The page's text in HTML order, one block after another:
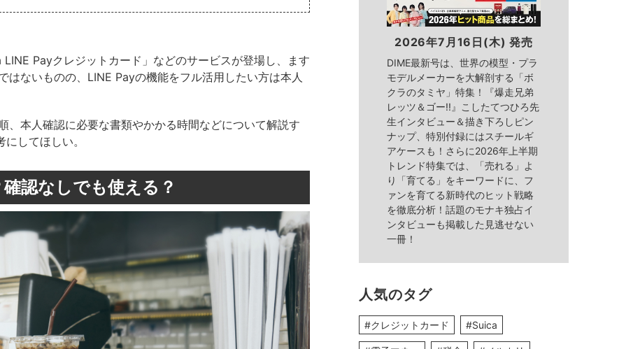
Payクレジットカード」などのサービスが登場し、ます
はないものの、LINE Payの機能をフル活用したい方は本人
、本人確認に必要な書類やかかる時間などについて解説す
してほしい。
認なしでも使える？
2026年7月16日(木) 発売
DIME最新号は、世界の模型・プラ
モデルメーカーを大解剖する「ボ
クラのタミヤ」特集！『爆走兄弟
レッツ＆ゴー!!』こしたてつひろ先
生インタビュー＆描き下ろしピン
ナップ、特別付録にはスチールギ
アケースも！さらに2026年上半期
トレンド特集では、「売れる」よ
り「育てる」をキーワードに、フ
ァンを育てる新時代のヒット戦略
を徹底分析！話題のモナキ独占イ
ンタビューも掲載した見逃せない
一冊！
人気のタグ
#クレジットカード #Suica